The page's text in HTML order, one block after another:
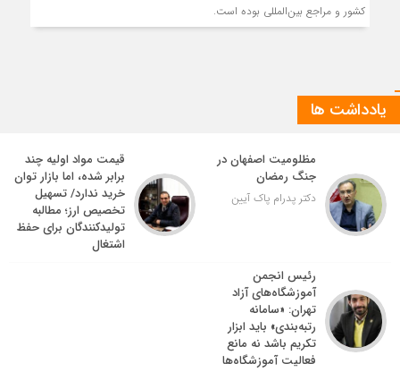
کشور و مراجع بین‌المللی بوده است.
یادداشت ها
مظلومیت اصفهان در
جنگ رمضان
دکتر پدرام پاک آیین
قیمت مواد اولیه چند
برابر شده، اما بازار توان
خرید ندارد/ تسهیل
تخصیص ارز؛ مطالبه
تولیدکنندگان برای حفظ
اشتغال
رئیس انجمن
آموزشگاه‌های آزاد
تهران: «سامانه
رتبه‌بندی» باید ابزار
تکریم باشد نه مانع
فعالیت آموزشگاه‌ها